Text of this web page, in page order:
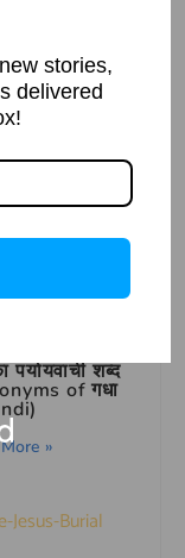
Early
»
the
work?
»
पर्यायवाची शब्द
of गधा
»
stories,
delivered